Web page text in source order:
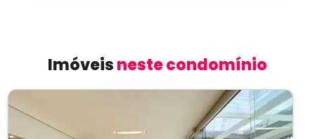
Imóveisneste condomínio